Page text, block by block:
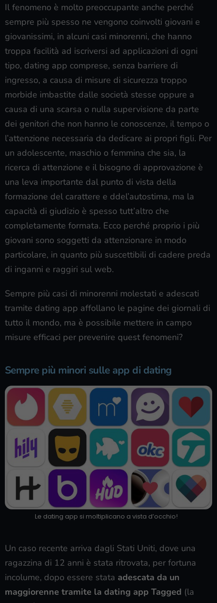
Il fenomeno è molto preoccupante anche perché
sempre più spesso ne vengono coinvolti giovani e
giovanissimi, in alcuni casi minorenni, che hanno
troppa facilità ad iscriversi ad applicazioni di ogni
tipo, dating app comprese, senza barriere di
ingresso, a causa di misure di sicurezza troppo
morbide imbastite dalle società stesse oppure a
causa di una scarsa o nulla supervisione da parte
dei genitori che non hanno le conoscenze, il tempo o
l’attenzione necessaria da dedicare ai propri figli. Per
un adolescente, maschio o femmina che sia, la
ricerca di attenzione e il bisogno di approvazione è
una leva importante dal punto di vista della
formazione del carattere e ddel’autostima, ma la
capacità di giudizio è spesso tutt’altro che
completamente formata. Ecco perché proprio i più
giovani sono soggetti da attenzionare in modo
particolare, in quanto più suscettibili di cadere preda
di inganni e raggiri sul web.
Sempre più casi di minorenni molestati e adescati
tramite dating app affollano le pagine dei giornali di
tutto il mondo, ma è possibile mettere in campo
misure efficaci per prevenire quest fenomeni?
Sempre più minori sulle app di dating
Le dating app si moltiplicano a vista d’occhio!
Un caso recente arriva dagli Stati Uniti, dove una
ragazzina di 12 anni è stata ritrovata, per fortuna
incolume, dopo essere stata adescata da un
maggiorenne tramite la dating app Tagged (la